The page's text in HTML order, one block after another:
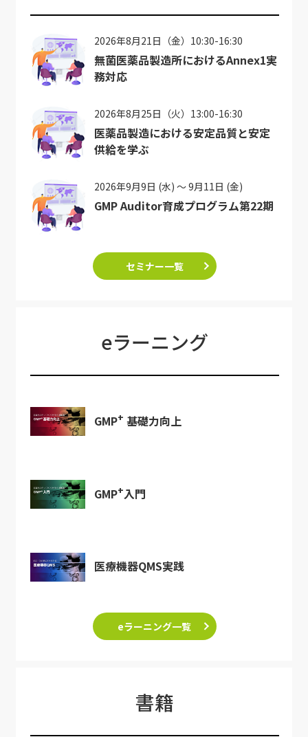
2026年8月21日（金）10:30-16:30
無菌医薬品製造所におけるAnnex1実
務対応
2026年8月25日（火）13:00-16:30
医薬品製造における安定品質と安定
供給を学ぶ
2026年9月9日 (水) ～ 9月11日 (金)
GMP Auditor育成プログラム第22期
セミナー一覧
eラーニング
GMP+ 基礎力向上
GMP+入門
医療機器QMS実践
eラーニング一覧
書籍